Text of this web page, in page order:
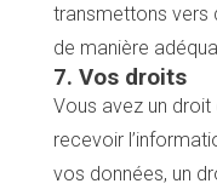
transmettons vers
de manière
7. Vos droits
Vous avez un
recevoir
vos données, un